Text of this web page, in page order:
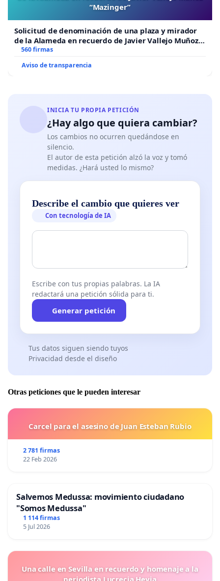
“Mazinger”
Solicitud de denominación de una plaza y mirador
de la Alameda en recuerdo de Javier Vallejo Muñoz
“Mazinger”
560 firmas
Aviso de transparencia
INICIA TU PROPIA PETICIÓN
¿Hay algo que quiera cambiar?
Los cambios no ocurren quedándose en
silencio.
El autor de esta petición alzó la voz y tomó
medidas. ¿Hará usted lo mismo?
Describe el cambio que quieres ver
Con tecnología de IA
Escribe con tus propias palabras. La IA
redactará una petición sólida para ti.
Generar petición
Tus datos siguen siendo tuyos
Privacidad desde el diseño
Otras peticiones que le pueden interesar
Carcel para el asesino de Juan Esteban Rubio
2 781 firmas
22 Feb 2026
Salvemos Medussa: movimiento ciudadano
"Somos Medussa"
1 114 firmas
5 Jul 2026
Una calle en Sevilla en recuerdo y homenaje a la